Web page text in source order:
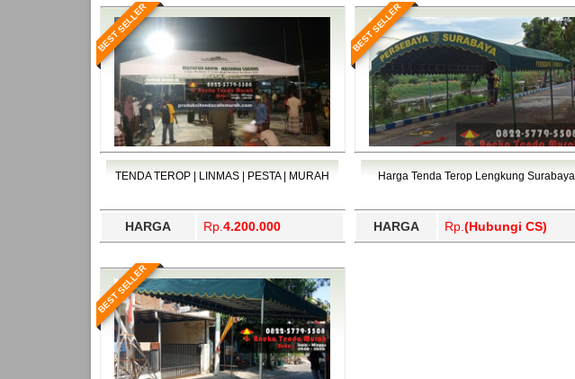
BEST SELLER
TENDA TEROP | LINMAS | PESTA | MURAH
HARGA Rp. 4.200.000
BEST SELLER
Harga Tenda Terop Lengkung Surabaya
HARGA Rp. (Hubungi CS)
BEST SELLER